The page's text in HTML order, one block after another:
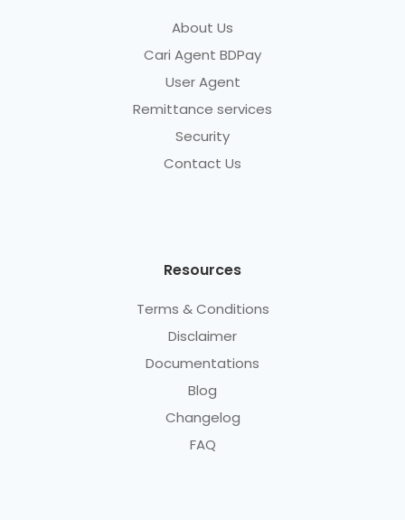
About Us
Cari Agent BDPay
User Agent
Remittance services
Security
Contact Us
Resources
Terms & Conditions
Disclaimer
Documentations
Blog
Changelog
FAQ